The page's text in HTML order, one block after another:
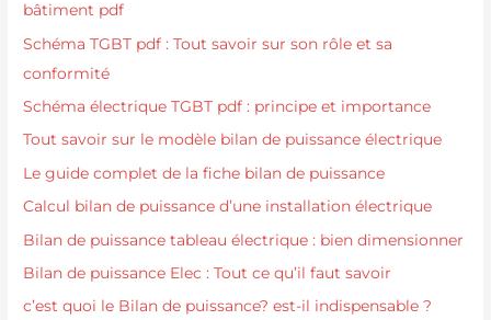
bâtiment pdf
Schéma TGBT pdf : Tout savoir sur son rôle et sa
conformité
Schéma électrique TGBT pdf : principe et importance
Tout savoir sur le modèle bilan de puissance électrique
Le guide complet de la fiche bilan de puissance
Calcul bilan de puissance d’une installation électrique
Bilan de puissance tableau électrique : bien dimensionner
Bilan de puissance Elec : Tout ce qu’il faut savoir
c’est quoi le Bilan de puissance? est-il indispensable ?